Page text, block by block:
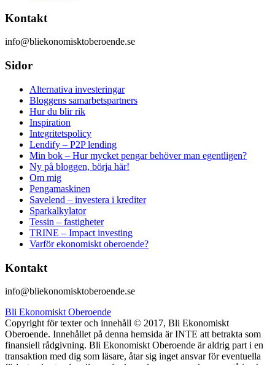
Kontakt
info@bliekonomisktoberoende.se
Sidor
Alternativa investeringar
Bloggens samarbetspartners
Hur du blir rik
Inspiration
Integritetspolicy
Lendify – P2P lending
Min bok – Hur mycket pengar behöver man egentligen?
Ny på bloggen, börja här!
Om mig
Pengamaskinen
Savelend – investera i krediter
Sparkalkylator
Tessin – fastigheter
TRINE – Impact investing
Varför ekonomiskt oberoende?
Kontakt
info@bliekonomisktoberoende.se
Bli Ekonomiskt Oberoende
Copyright för texter och innehåll © 2017, Bli Ekonomiskt
Oberoende. Innehållet på denna hemsida är INTE att betrakta som
finansiell rådgivning. Bli Ekonomiskt Oberoende är aldrig part i en
transaktion med dig som läsare, åtar sig inget ansvar för eventuella